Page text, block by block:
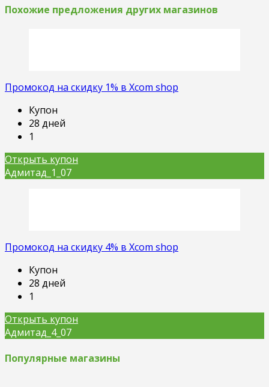
Похожие предложения других магазинов
Промокод на скидку 1% в Xcom shop
Купон
28 дней
1
Открыть купон
Адмитад_1_07
Промокод на скидку 4% в Xcom shop
Купон
28 дней
1
Открыть купон
Адмитад_4_07
Популярные магазины